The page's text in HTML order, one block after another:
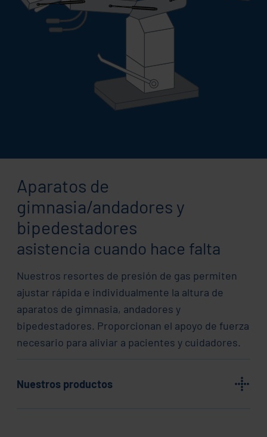
Aparatos de
gimnasia/andadores y
bipedestadores
asistencia cuando hace falta
Nuestros resortes de presión de gas permiten
ajustar rápida e individualmente la altura de
aparatos de gimnasia, andadores y
bipedestadores. Proporcionan el apoyo de fuerza
necesario para aliviar a pacientes y cuidadores.
Nuestros productos